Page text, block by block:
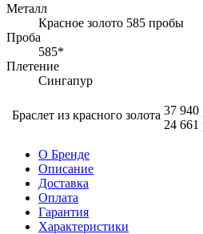
Металл
Красное золото 585 пробы
Проба
585*
Плетение
Сингапур
Браслет из красного золота 37 940
24 661
О Бренде
Описание
Доставка
Оплата
Гарантия
Характеристики